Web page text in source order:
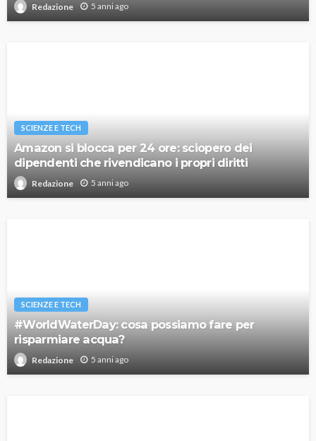
Redazione 5 anni ago
SCIENZE E TECH
Amazon si blocca per 24 ore: sciopero dei
dipendenti che rivendicano i propri diritti
Redazione 5 anni ago
SCIENZE E TECH
#WorldWaterDay: cosa possiamo fare per
risparmiare acqua?
Redazione 5 anni ago